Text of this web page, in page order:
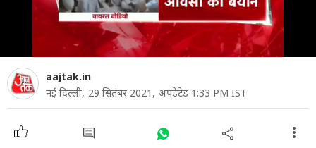
aajtak.in
नई दिल्ली, 29 सितंबर 2021, अपडेटेड 1:33 PM IST